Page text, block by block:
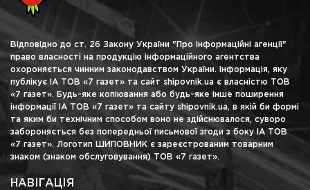
Відповідно до ст. 26 Закону України "Про інформаційні агенції"
право власності на продукцію інформаційного агентства
охороняється чинним законодавством України. Інформація, яку
публікує ІА ТОВ «7 газет» та сайт shipovnik.ua є власністю ТОВ
«7 газет». Будь-яке копіювання або будь-яке інше поширення
інформації ІА ТОВ «7 газет» та сайту shipovnik.ua, в якій би формі
та яким би технічним способом воно не здійснювалося, суворо
забороняється без попередньої письмової згоди з боку ІА ТОВ
«7 газет». Логотип ШИПОВНИК є зареєстрованим товарним
знаком (знаком обслуговування) ТОВ «7 газет».
НАВІГАЦІЯ